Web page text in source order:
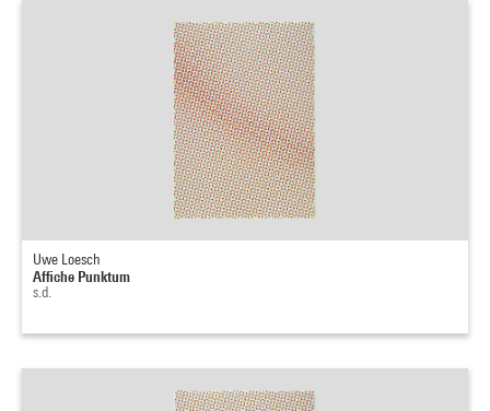
Uwe Loesch
Affiche Punktum
s.d.